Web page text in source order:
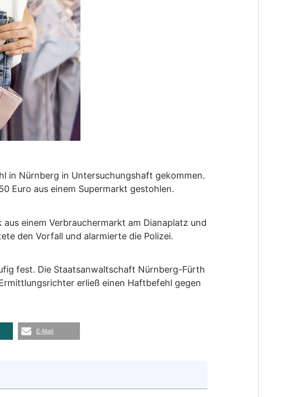
in Nürnberg in Untersuchungshaft gekommen.
Euro aus einem Supermarkt gestohlen.
einem Verbrauchermarkt am Dianaplatz und
den Vorfall und alarmierte die Polizei.
fest. Die Staatsanwaltschaft Nürnberg-Fürth
erließ einen Haftbefehl gegen
E-Mail